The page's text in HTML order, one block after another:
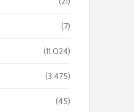
(7)
(11.024)
(3.475)
(45)